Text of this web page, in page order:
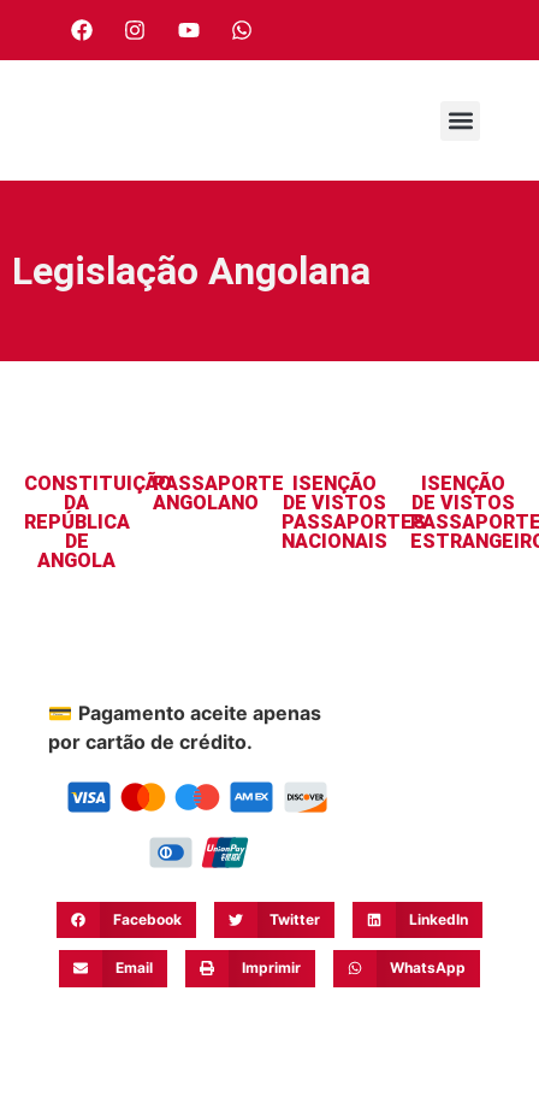
Legislação Angolana
CONSTITUIÇÃO
DA
REPÚBLICA
DE
ANGOLA
PASSAPORTE
ANGOLANO
ISENÇÃO
DE VISTOS
PASSAPORTES
NACIONAIS
ISENÇÃO
DE VISTOS
💳 Pagamento aceite apenas
por cartão de crédito.
Facebook Twitter LinkedIn
Email Imprimir WhatsApp